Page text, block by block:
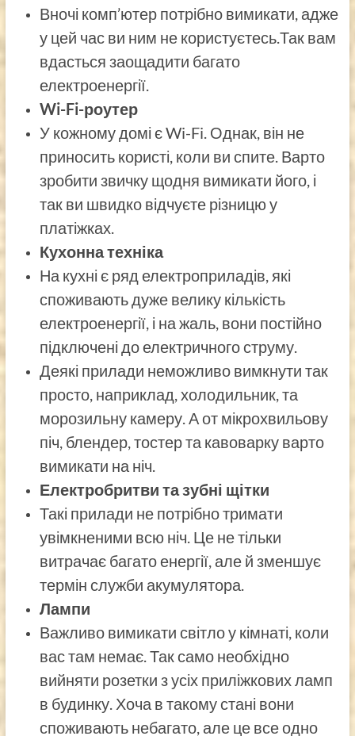
Вночі комп’ютер потрібно вимикати, адже
у цей час ви ним не користуєтесь.Так вам
вдасться заощадити багато
електроенергії.
Wi-Fi-роутер
У кожному домі є Wi-Fi. Однак, він не
приносить користі, коли ви спите. Варто
зробити звичку щодня вимикати його, і
так ви швидко відчуєте різницю у
платіжках.
Кухонна техніка
На кухні є ряд електроприладів, які
споживають дуже велику кількість
електроенергії, і на жаль, вони постійно
підключені до електричного струму.
Деякі прилади неможливо вимкнути так
просто, наприклад, холодильник, та
морозильну камеру. А от мікрохвильову
піч, блендер, тостер та кавоварку варто
вимикати на ніч.
Електробритви та зубні щітки
Такі прилади не потрібно тримати
увімкненими всю ніч. Це не тільки
витрачає багато енергії, але й зменшує
термін служби акумулятора.
Лампи
Важливо вимикати світло у кімнаті, коли
вас там немає. Так само необхідно
вийняти розетки з усіх приліжкових ламп
в будинку. Хоча в такому стані вони
споживають небагато, але це все одно